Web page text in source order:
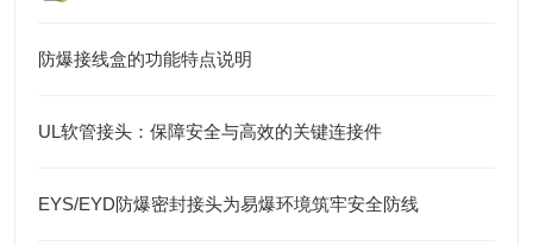
防爆接线盒的功能特点说明
UL软管接头：保障安全与高效的关键连接件
EYS/EYD防爆密封接头为易爆环境筑牢安全防线